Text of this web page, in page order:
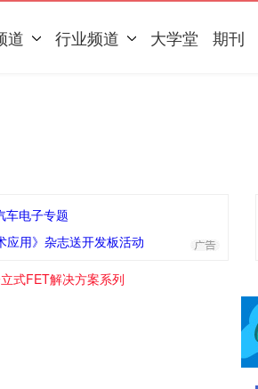
道 行业频道 大学堂 期刊
车电子专题
应用》杂志送开发板活动
式FET解决方案系列